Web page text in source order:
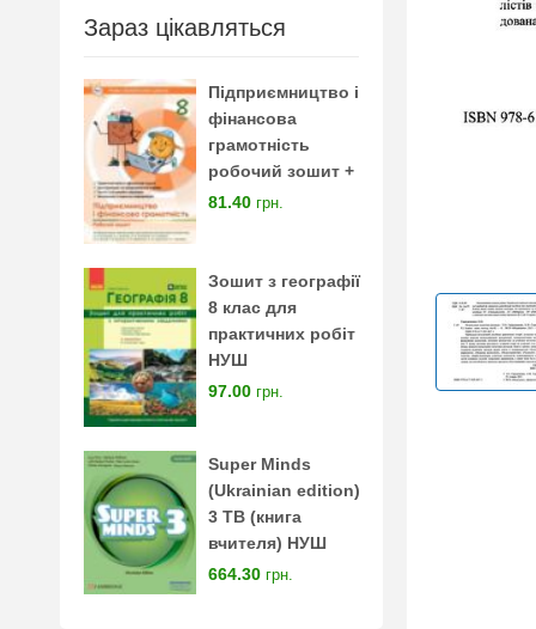
Зараз цікавляться
Підприємництво і
фінансова
грамотність
робочий зошит +
тестові завдання 8
81.40 грн.
Зошит з географії
8 клас для
практичних робіт
НУШ
97.00 грн.
Super Minds
(Ukrainian edition)
3 TB (книга
вчителя) НУШ
664.30 грн.